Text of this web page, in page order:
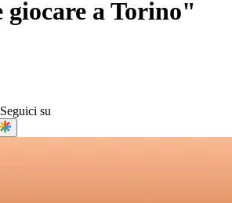
giocare a Torino"
Seguici su